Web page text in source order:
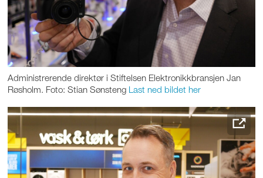
Administrerende direktør i Stiftelsen Elektronikkbransjen Jan
Røsholm. Foto: Stian Sønsteng Last ned bildet her